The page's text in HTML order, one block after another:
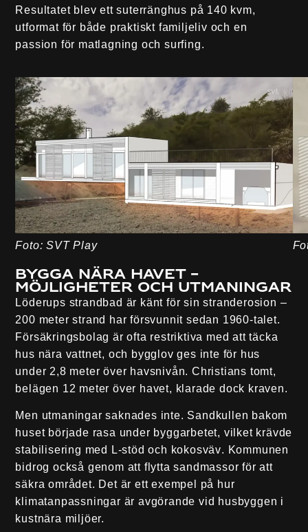
Resultatet blev ettsuterränghus på 140 kvm,
utformat för både praktiskt familjeliv och en
passion för matlagning och surfing.
Foto: SVT Play
Bygga nära havet –
möjligheter och utmaningar
Löderups strandbad är känt för sin stranderosion –
200 meter strand har försvunnit sedan 1960-talet.
Försäkringsbolag är ofta restriktiva med att täcka
hus nära vattnet, och bygglov ges inte för hus
under 2,8 meter över havsnivån. Christians tomt,
belägen 12 meter över havet, klarade dock kraven.
Men utmaningar saknades inte. Sandkullen bakom
huset började rasa under byggarbetet, vilket krävde
stabilisering med
L-stöd och kokosväv. Kommunen
bidrog också genom att flytta sandmassor för att
säkra området. Det är ett exempel på hur
klimatanpassningar är avgörande vid husbyggen i
kustnära miljöer.